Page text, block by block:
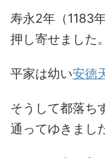
寿永2年（1183
押し寄せました。
平家は幼い安徳
そうして都落ち
通ってゆきまし